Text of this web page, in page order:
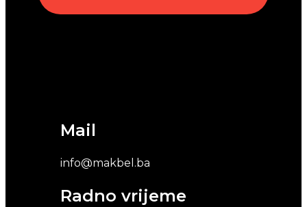
Mail
info@makbel.ba
Radno vrijeme